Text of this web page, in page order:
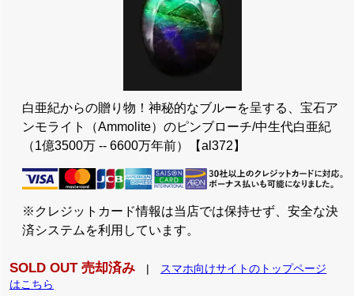
白亜紀からの贈り物！神秘的なブルーを呈する、宝石ア
ンモライト（Ammolite）のピンブローチ/中生代白亜紀
（1億3500万 -- 6600万年前）【al372】
※クレジットカード情報は当店では保持せず、安全な決
済システムを利用しています。
SOLD OUT 売却済み
スマホ向けサイトのトップページ
はこちら